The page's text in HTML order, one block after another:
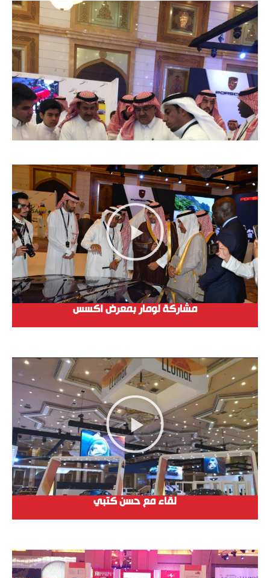
معرض اكسس 12
مشاركة لومار بمعرض اكسس
لقاء مع حسن كتبي